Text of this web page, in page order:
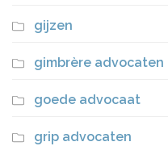
gijzen
gimbrère advocaten
goede advocaat
grip advocaten